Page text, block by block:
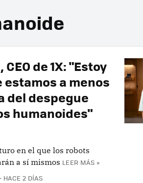
de 1X: "Estoy
a menos
del despegue
humanoides"
en el que los robots
a sí mismos LEER MÁS »
HACE 2 DÍAS